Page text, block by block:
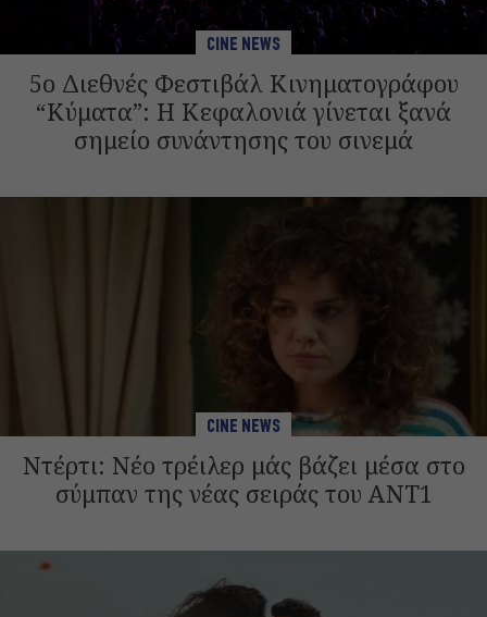
CINE NEWS
5ο Διεθνές Φεστιβάλ Κινηματογράφου
“Κύματα”: Η Κεφαλονιά γίνεται ξανά
σημείο συνάντησης του σινεμά
CINE NEWS
Ντέρτι: Νέο τρέιλερ μάς βάζει μέσα στο
σύμπαν της νέας σειράς του ANT1